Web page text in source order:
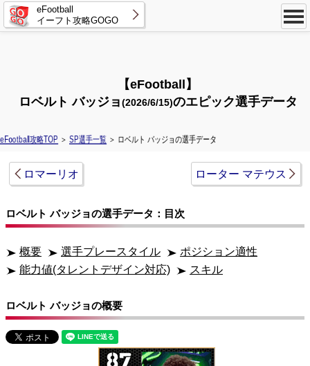
eFootball
イーフト攻略GOGO
【eFootball】
ロベルト バッジョ(2026/6/15)のエピック選手データ
eFootball攻略TOP ＞ SP選手一覧 ＞ ロベルト バッジョの選手データ
ロマーリオ ローター マテウス
ロベルト バッジョの選手データ：目次
概要 選手プレースタイル
ポジション適性
能力値(タレントデザイン対応)
スキル
ロベルト バッジョの概要